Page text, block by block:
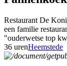
Restaurant De
een familie
"ouderwetse top
36 urenHeemstede